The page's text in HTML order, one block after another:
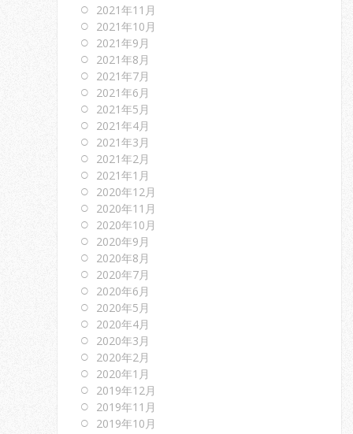
2021年11月
2021年10月
2021年9月
2021年8月
2021年7月
2021年6月
2021年5月
2021年4月
2021年3月
2021年2月
2021年1月
2020年12月
2020年11月
2020年10月
2020年9月
2020年8月
2020年7月
2020年6月
2020年5月
2020年4月
2020年3月
2020年2月
2020年1月
2019年12月
2019年11月
2019年10月